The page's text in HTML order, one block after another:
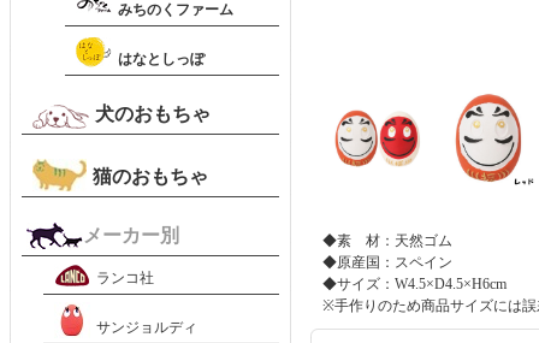
◆素 材：天然ゴム
◆原産国：スペイン
◆サイズ：W4.5×D4.5×H6cm
※手作りのため商品サイズには
みちのくファーム
はなとしっぽ
犬のおもちゃ
猫のおもちゃ
メーカー別
ランコ社
サンジョルディ